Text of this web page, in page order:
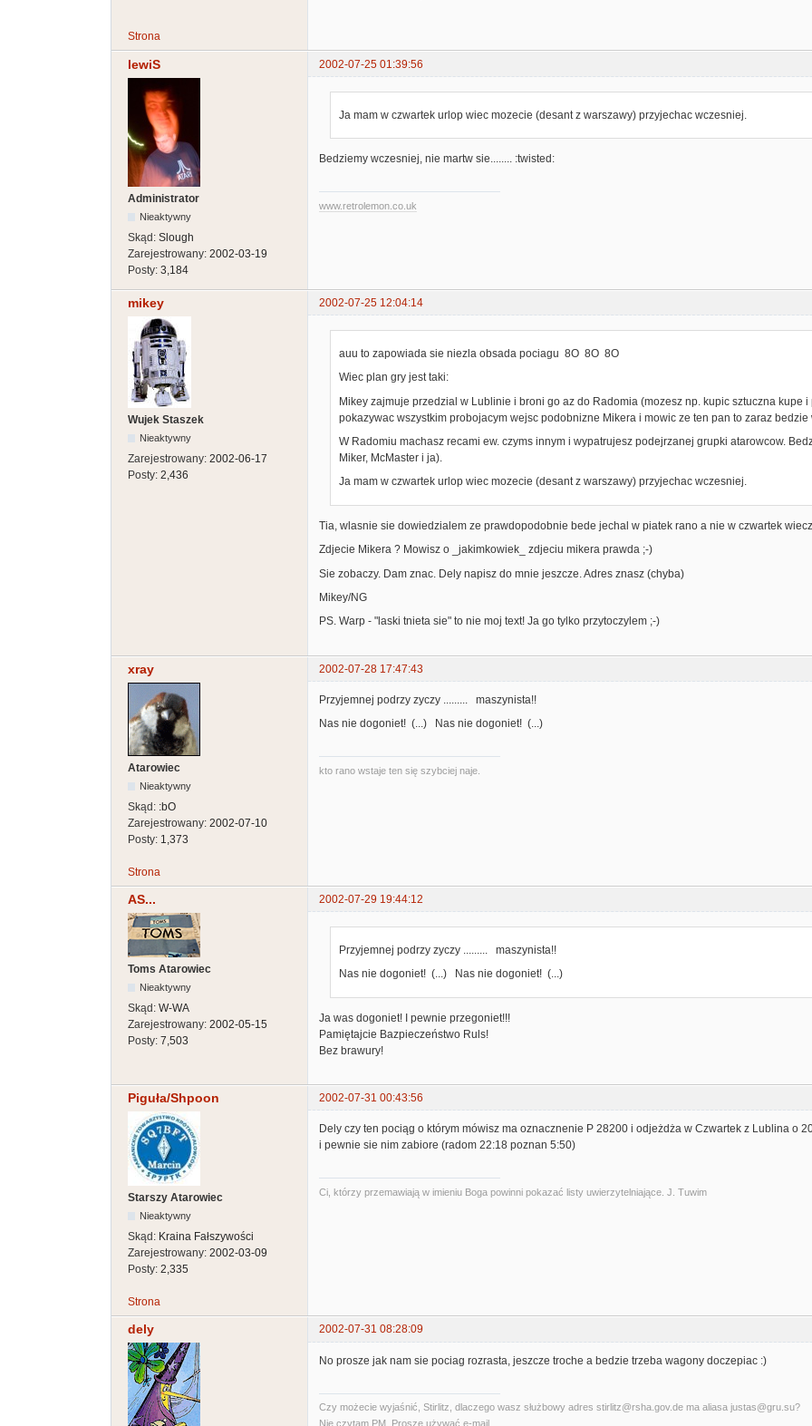
Strona
lewiS 2002-07-25 01:39:56
Administrator
Nieaktywny
Skąd: Slough
Zarejestrowany: 2002-03-19
Posty: 3,184
Ja mam w czwartek urlop wiec mozecie (desant z warszawy) przyjechac wczesniej.
Bedziemy wczesniej, nie martw sie........ :twisted:
www.retrolemon.co.uk
mikey 2002-07-25 12:04:14
Wujek Staszek
Nieaktywny
Zarejestrowany: 2002-06-17
Posty: 2,436
auu to zapowiada sie niezla obsada pociagu 8O 8O 8O
Wiec plan gry jest taki:
Mikey zajmuje przedzial w Lublinie i broni go az do Radomia (mozesz np. kupic sztuczna kupe
pokazywac wszystkim probojacym wejsc podobnizne Mikera i mowic ze ten pan to zaraz bedzie
W Radomiu machasz recami ew. czyms innym i wypatrujesz podejrzanej grupki atarowcow.
Miker, McMaster i ja).
Ja mam w czwartek urlop wiec mozecie (desant z warszawy) przyjechac wczesniej.
Tia, wlasnie sie dowiedzialem ze prawdopodobnie bede jechal w piatek rano a nie w czwartek
Zdjecie Mikera ? Mowisz o _jakimkowiek_ zdjeciu mikera prawda ;-)
Sie zobaczy. Dam znac. Dely napisz do mnie jeszcze. Adres znasz (chyba)
Mikey/NG
PS. Warp - "laski tnieta sie" to nie moj text! Ja go tylko przytoczylem ;-)
xray 2002-07-28 17:47:43
Atarowiec
Nieaktywny
Skąd: :bO
Zarejestrowany: 2002-07-10
Posty: 1,373
Przyjemnej podrzy zyczy ......... maszynista!!
Nas nie dogoniet! (...) Nas nie dogoniet! (...)
kto rano wstaje ten się szybciej naje.
Strona
AS... 2002-07-29 19:44:12
Toms Atarowiec
Nieaktywny
Skąd: W-WA
Zarejestrowany: 2002-05-15
Posty: 7,503
Przyjemnej podrzy zyczy ......... maszynista!!
Nas nie dogoniet! (...) Nas nie dogoniet! (...)
Ja was dogoniet! I pewnie przegoniet!!!
Pamiętajcie Bazpieczeństwo Ruls!
Bez brawury!
Piguła/Shpoon 2002-07-31 00:43:56
Starszy Atarowiec
Nieaktywny
Skąd: Kraina Fałszywości
Zarejestrowany: 2002-03-09
Posty: 2,335
Dely czy ten pociąg o którym mówisz ma oznacznenie P 28200 i odjeżdża w Czwartek z Lublina o
i pewnie sie nim zabiore (radom 22:18 poznan 5:50)
Ci, którzy przemawiają w imieniu Boga powinni pokazać listy uwierzytelniające. J. Tuwim
Strona
dely 2002-07-31 08:28:09
No prosze jak nam sie pociag rozrasta, jeszcze troche a bedzie trzeba wagony doczepiac :)
Czy możecie wyjaśnić, Stirlitz, dlaczego wasz służbowy adres stirlitz@rsha.gov.de ma aliasa justas@gru.su?
Nie czytam PM. Proszę używać e-mail.